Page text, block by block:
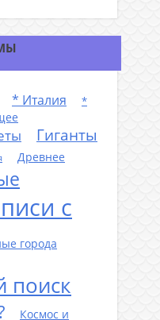
* Италия
*
Гиганты
Древнее
с
города
поиск
Космос и